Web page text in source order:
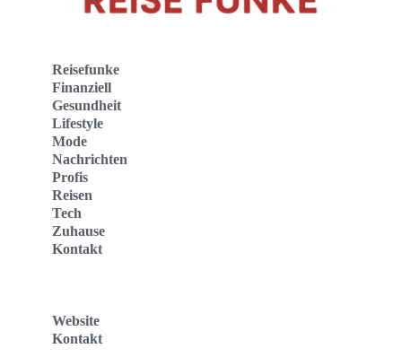
Reisefunke
Finanziell
Gesundheit
Lifestyle
Mode
Nachrichten
Profis
Reisen
Tech
Zuhause
Kontakt
Website
Kontakt